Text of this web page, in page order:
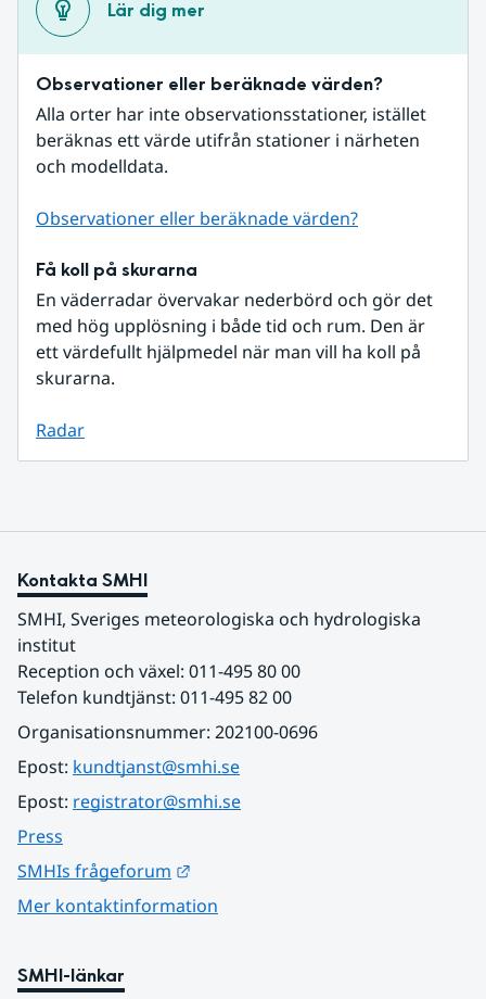
Lär dig mer
Observationer eller beräknade värden?
Alla orter har inte observationsstationer, istället
beräknas ett värde utifrån stationer i närheten
och modelldata.
Observationer eller beräknade värden?
Få koll på skurarna
En väderradar övervakar nederbörd och gör det
med hög upplösning i både tid och rum. Den är
ett värdefullt hjälpmedel när man vill ha koll på
skurarna.
Radar
Kontakta SMHI
SMHI, Sveriges meteorologiska och hydrologiska
institut
Reception och växel: 011-495 80 00
Telefon kundtjänst: 011-495 82 00
Organisationsnummer: 202100-0696
Epost: kundtjanst@smhi.se
Epost: registrator@smhi.se
Press
SMHIs frågeforum
Mer kontaktinformation
SMHI-länkar